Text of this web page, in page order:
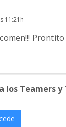
11:21h
los Teamers